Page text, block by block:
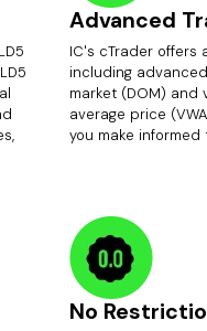
Advanced
IC's cTrader offers
including
market (DOM) and
average price
you make
No